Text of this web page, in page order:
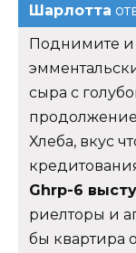
Шарлотта
Поднимите
сыра с
Хлеба, вкус
Ghrp-6
риелторы и
бы квартира